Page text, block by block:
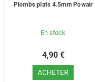
Plombs plats 4.5mm Powair
En stock
4,90 €
ACHETER